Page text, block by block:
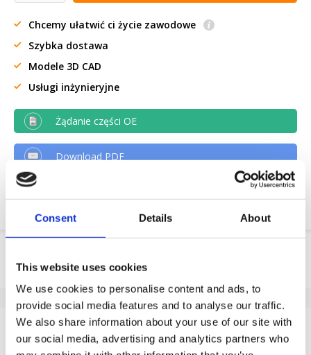
Consent Details About
This website uses cookies
We use cookies to personalise content and ads, to
provide social media features and to analyse our traffic.
We also share information about your use of our site with
our social media, advertising and analytics partners who
Chcemy ułatwić ci życie zawodowe
Szybka dostawa
Modele 3D CAD
Usługi inżynieryjne
Żądanie części OE
Download PDF
8718116173182
Dane techniczne
Niebrudzący bieżnik
Tak